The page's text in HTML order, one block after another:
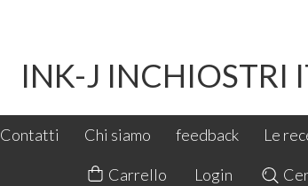
INK-J INCHIOSTRI
Contatti Chi siamo feedback Le
Carrello Login